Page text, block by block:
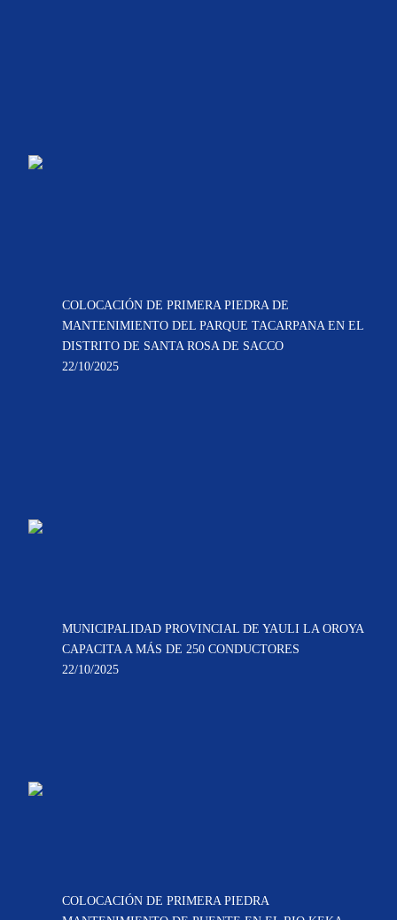
COLOCACIÓN DE PRIMERA PIEDRA DE
MANTENIMIENTO DEL PARQUE TACARPANA EN EL
DISTRITO DE SANTA ROSA DE SACCO
22/10/2025
MUNICIPALIDAD PROVINCIAL DE YAULI LA OROYA
CAPACITA A MÁS DE 250 CONDUCTORES
22/10/2025
COLOCACIÓN DE PRIMERA PIEDRA